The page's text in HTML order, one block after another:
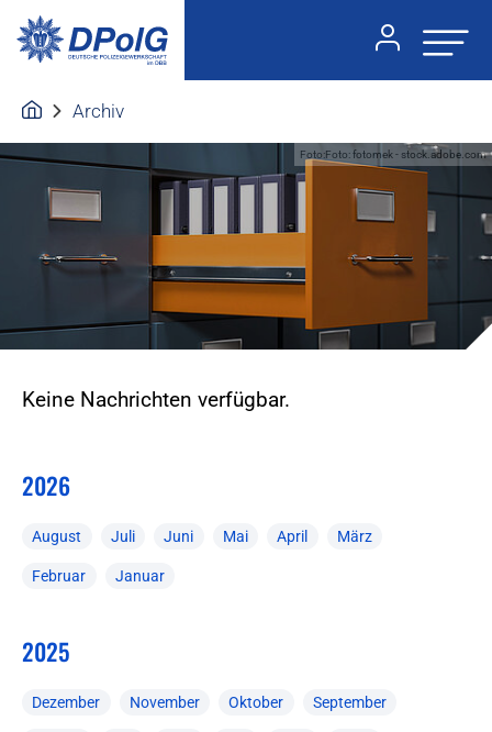
Archiv
Foto:Foto: fotomek - stock.adobe.com
Keine Nachrichten verfügbar.
2026
August Juli Juni Mai April März
Februar Januar
2025
Dezember November Oktober September